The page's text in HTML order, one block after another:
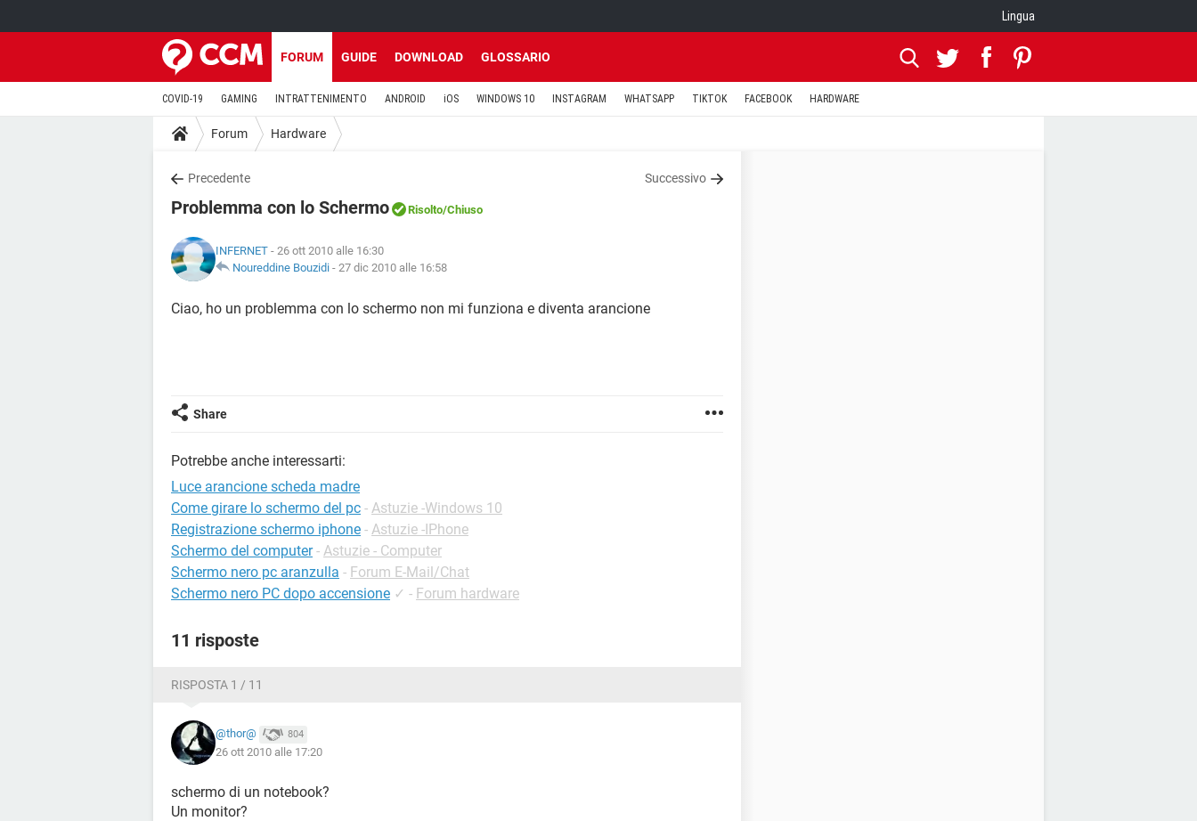
Lingua
FORUM GUIDE DOWNLOAD GLOSSARIO
COVID-19 GAMING INTRATTENIMENTO ANDROID iOS WINDOWS 10 INSTAGRAM WHATSAPP TIKTOK FACEBOOK HARDWARE
Forum Hardware
Precedente Successivo
Problemma con lo Schermo Risolto/Chiuso
INFERNET - 26 ott 2010 alle 16:30
Noureddine Bouzidi - 27 dic 2010 alle 16:58
Ciao, ho un problemma con lo schermo non mi funziona e diventa arancione
Share
Potrebbe anche interessarti:
Luce arancione scheda madre
Come girare lo schermo del pc - Astuzie -Windows 10
Registrazione schermo iphone - Astuzie -IPhone
Schermo del computer - Astuzie - Computer
Schermo nero pc aranzulla - Forum E-Mail/Chat
Schermo nero PC dopo accensione ✓ - Forum hardware
11 risposte
RISPOSTA 1 / 11
@thor@ 804
26 ott 2010 alle 17:20
schermo di un notebook?
Un monitor?